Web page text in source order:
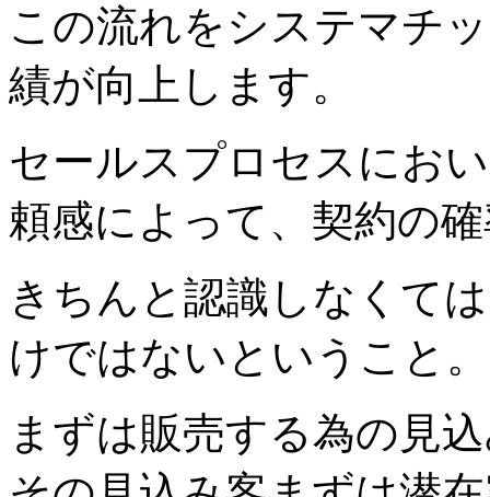
この流れをシステマチ
績が向上します。
セールスプロセスにお
頼感によって、契約の
きちんと認識しなくて
けではないということ。
まずは販売する為の見